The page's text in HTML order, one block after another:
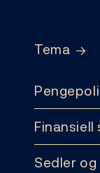
Tema
Sedler